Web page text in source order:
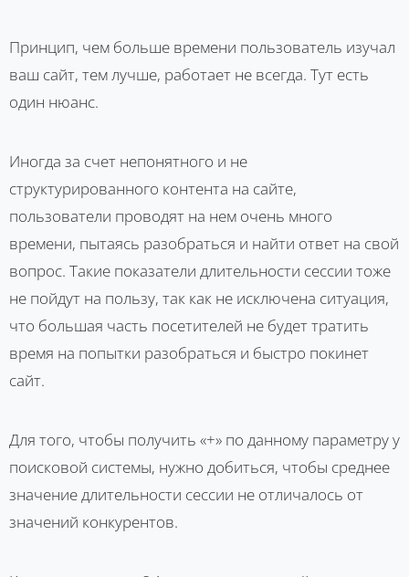
Принцип, чем больше времени пользователь изучал
ваш сайт, тем лучше, работает не всегда. Тут есть
один нюанс.
Иногда за счет непонятного и не
структурированного контента на сайте,
пользователи проводят на нем очень много
времени, пытаясь разобраться и найти ответ на свой
вопрос. Такие показатели длительности сессии тоже
не пойдут на пользу, так как не исключена ситуация,
что большая часть посетителей не будет тратить
время на попытки разобраться и быстро покинет
сайт.
Для того, чтобы получить «+» по данному параметру у
поисковой системы, нужно добиться, чтобы среднее
значение длительности сессии не отличалось от
значений конкурентов.